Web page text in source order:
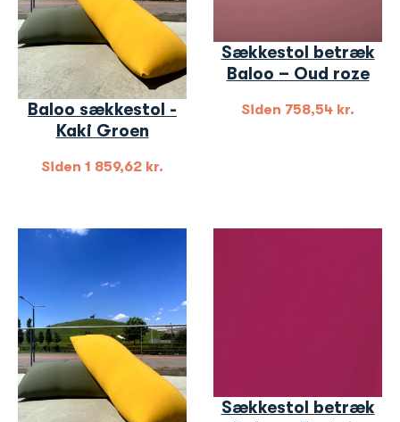
Baloo sækkestol -
Kaki Groen
Siden 1 859,62 kr.
Sækkestol betræk
Baloo – Oud roze
Siden 758,54 kr.
Sækkestol betræk